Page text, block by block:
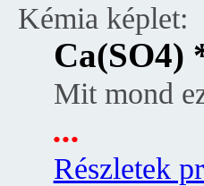
Kémia képlet:
Ca(SO4)
Mit mond
...
Részletek